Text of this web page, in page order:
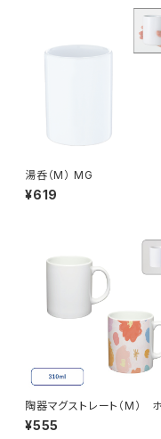
湯呑（M） MG
¥619
陶器マグストレート（M）
イト MG
¥555